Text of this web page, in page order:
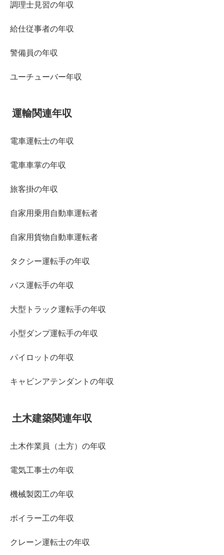
調理士見習の年収
給仕従事者の年収
警備員の年収
ユーチューバー年収
運輸関連年収
電車運転士の年収
電車車掌の年収
旅客掛の年収
自家用乗用自動車運転者
自家用貨物自動車運転者
タクシー運転手の年収
バス運転手の年収
大型トラック運転手の年収
小型ダンプ運転手の年収
パイロットの年収
キャビンアテンダントの年収
土木建築関連年収
土木作業員（土方）の年収
電気工事士の年収
機械製図工の年収
ボイラー工の年収
クレーン運転士の年収